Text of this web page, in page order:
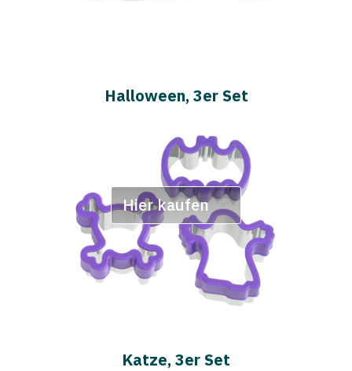
Halloween, 3er Set
Hier kaufen
Katze, 3er Set